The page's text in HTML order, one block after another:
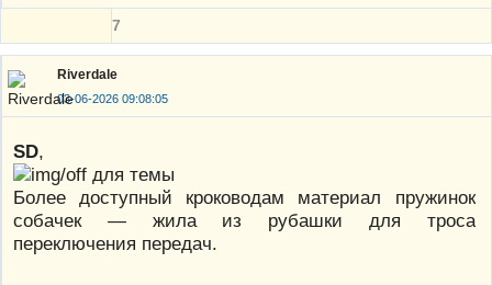
7
Riverdale
03-06-2026 09:08:05
SD,
для темы
Более доступный кроководам материал пружинок
собачек — жила из рубашки для троса
переключения передач.